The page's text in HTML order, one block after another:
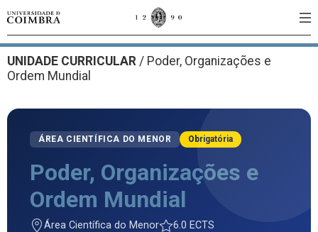
UNIDADE CURRICULAR / Poder, Organizações e
Ordem Mundial
ÁREA CIENTÍFICA DO MENOR Obrigatória
Poder, Organizações e
Ordem Mundial
Área Científica do Menor
6.0 ECTS